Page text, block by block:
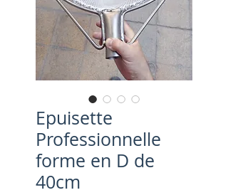
Epuisette
Professionnelle
forme en D de
40cm